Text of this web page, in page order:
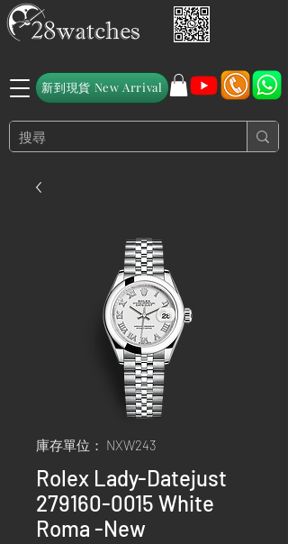
新到現貨 New Arrival
庫存單位： NXW243
Rolex Lady-Datejust
279160-0015 White
Roma -New